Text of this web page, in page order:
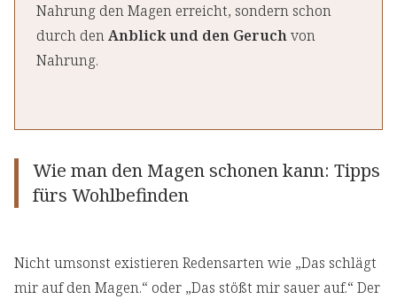
Nahrung den Magen erreicht, sondern schon
durch denAnblick und den Geruchvon
Nahrung.
Wie man den Magen schonen kann: Tipps
fürs Wohlbefinden
Nicht umsonst existieren Redensarten wie „Das schlägt
mir auf den Magen.“ oder „Das stößt mir sauer auf.“ Der